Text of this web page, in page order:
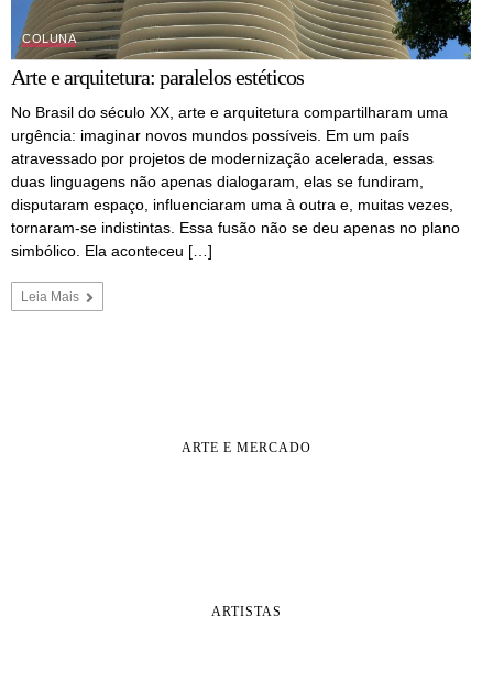
COLUNA
Arte e arquitetura: paralelos estéticos
No Brasil do século XX, arte e arquitetura compartilharam uma
urgência: imaginar novos mundos possíveis. Em um país
atravessado por projetos de modernização acelerada, essas
duas linguagens não apenas dialogaram, elas se fundiram,
disputaram espaço, influenciaram uma à outra e, muitas vezes,
tornaram-se indistintas. Essa fusão não se deu apenas no plano
simbólico. Ela aconteceu […]
Leia Mais
ARTE E MERCADO
ARTISTAS